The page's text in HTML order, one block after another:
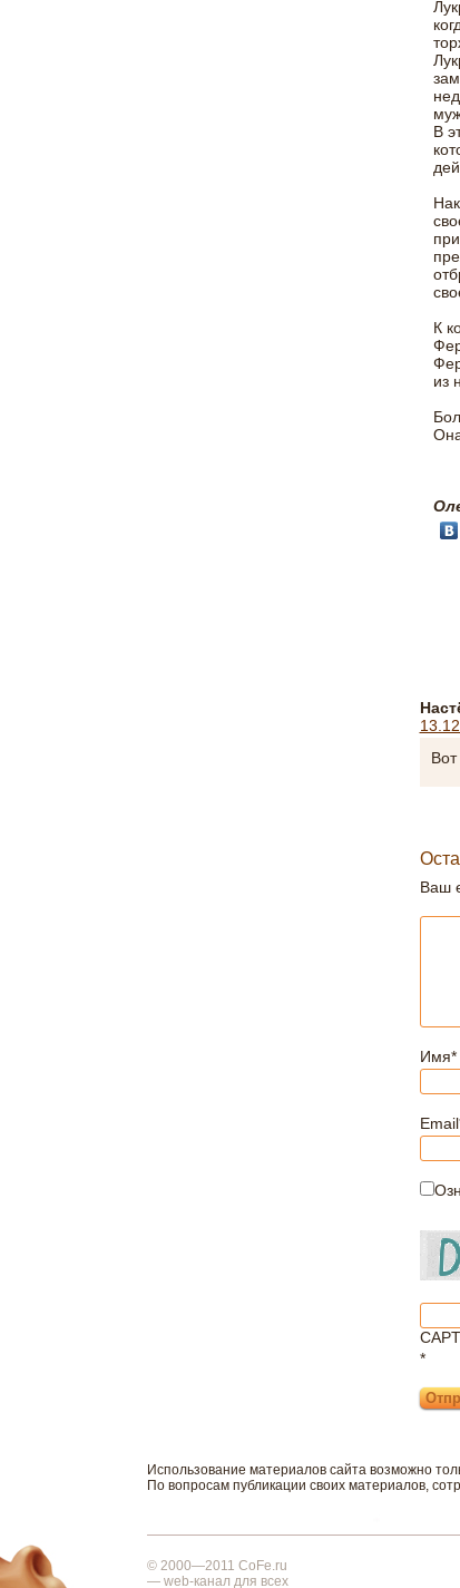
В
К
из
Ваш
Имя*
Email
*
Использование материалов сайта возможно
По вопросам публикации своих материалов,
© 2000—2011 CoFe.ru
— web-канал для всех